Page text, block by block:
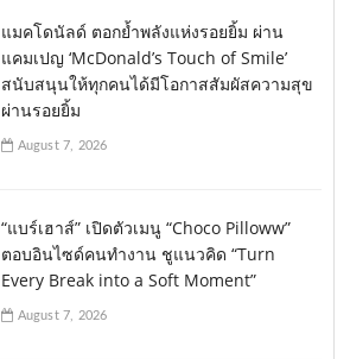
แมคโดนัลด์ ตอกย้ำพลังแห่งรอยยิ้ม ผ่าน
แคมเปญ ‘McDonald’s Touch of Smile’
สนับสนุนให้ทุกคนได้มีโอกาสสัมผัสความสุข
ผ่านรอยยิ้ม
August 7, 2026
“แบร์เฮาส์” เปิดตัวเมนู “Choco Pilloww”
ตอบอินไซด์คนทำงาน ชูแนวคิด “Turn
Every Break into a Soft Moment”
August 7, 2026